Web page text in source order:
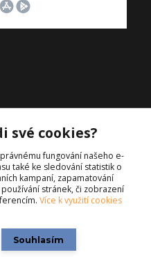
své cookies?
fungování našeho e-
také ke sledování statistik o
kampaní, zapamatování
stránek, či zobrazení
Více k využití cookies
Souhlasím